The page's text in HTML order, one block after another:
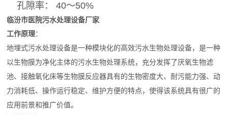
孔隙率： 40～50%
临汾市医院污水处理设备厂家
工作原理：
地埋式污水处理设备是一种模块化的高效污水生物处理设备，是一种
以生物膜为净化主体的污水生物处理系统，充分发挥了厌氧生物滤
池、接触氧化床等生物膜反应器具有的生物密度大、耐污能力强、动
力消耗低、操作运行稳定、维护方便的特点，使得该系统具有很广的
应用前景和推广价值。